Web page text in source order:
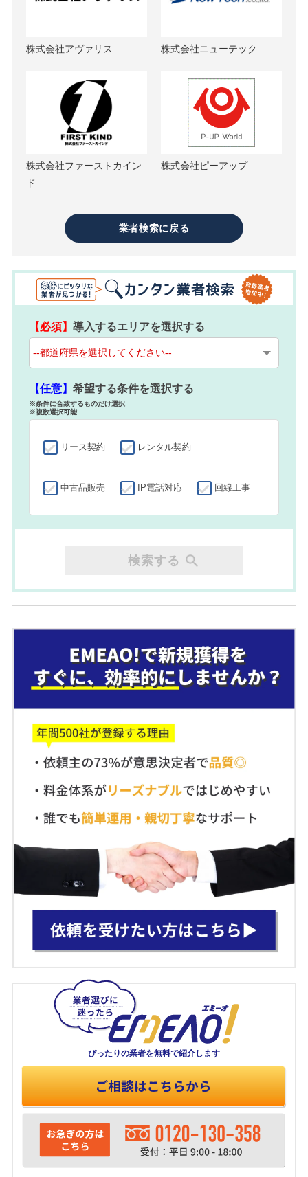
株式会社アヴァリス 株式会社ニューテック
株式会社ファーストカイン
ド
株式会社ピーアップ
業者検索に戻る
【必須】導入するエリアを選択する
【任意】希望する条件を選択する
※条件に合致するものだけ選択
※複数選択可能
リース契約 レンタル契約
中古品販売 IP電話対応 回線工事
検索する
ぴったりの業者を無料で紹介します